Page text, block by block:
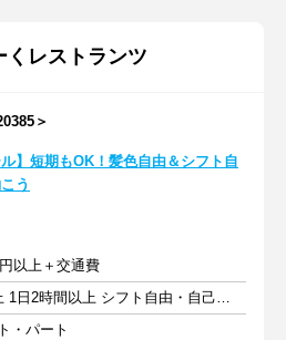
くレストランツ
＞
ル】短期もOK！髪色自由＆シフト自
う
以上＋交通費
週1日以上 1日2時間以上 シフト自由・自己申告
・パート